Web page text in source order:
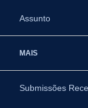
Assunto
MAIS
Submissões